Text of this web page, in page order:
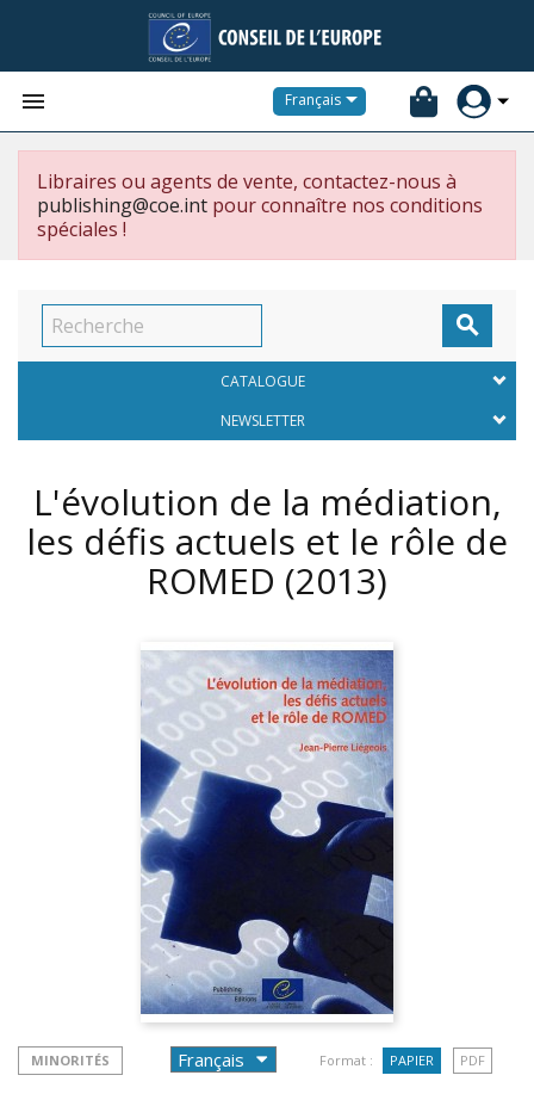
 Français
Libraires ou agents de vente, contactez-nous à
publishing@coe.int pour connaître nos conditions
spéciales !

CATALOGUE
NEWSLETTER
L'évolution de la médiation,
les défis actuels et le rôle de
ROMED (2013)
MINORITÉS Format : PAPIER PDF